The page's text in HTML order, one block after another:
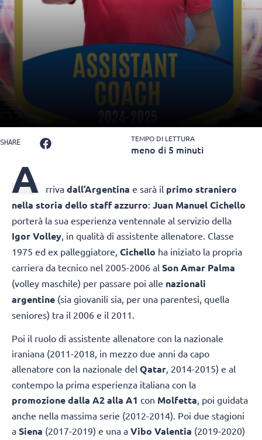
SHARE TEMPO DI LETTURA
meno di 5 minuti
A rriva dall’Argentina e sarà il primo straniero
nella storia dello staff azzurro: Juan Manuel Cichello
porterà la sua esperienza ventennale al servizio della
Igor Volley, in qualità di assistente allenatore. Classe
1975 ed ex palleggiatore, Cichello ha iniziato la propria
carriera da tecnico nel 2005-2006 al Son Amar Palma
(volley maschile) per passare poi alle nazionali
argentine (sia giovanili sia, per una parentesi, quella
seniores) tra il 2006 e il 2011.
Poi il ruolo di assistente allenatore con la nazionale
iraniana (2011-2018, in mezzo due anni da capo
allenatore con la nazionale del Qatar, 2014-2015) e al
contempo la prima esperienza italiana con la
promozione dalla A2 alla A1 con Molfetta, poi guidata
anche nella massima serie (2012-2014). Poi due stagioni
a Siena (2017-2019) e una a Vibo Valentia (2019-2020)